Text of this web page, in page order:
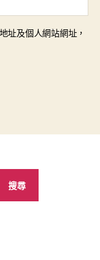
址及個人網站網址，
搜尋